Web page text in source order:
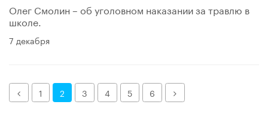
Олег Смолин – об уголовном наказании за травлю в
школе.
7 декабря
Назад1 2 3 4 5 6 Далее